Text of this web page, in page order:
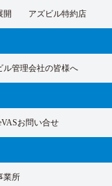
開 アズビル特約店
ル管理会社の皆様へ
お問い合せ
業所